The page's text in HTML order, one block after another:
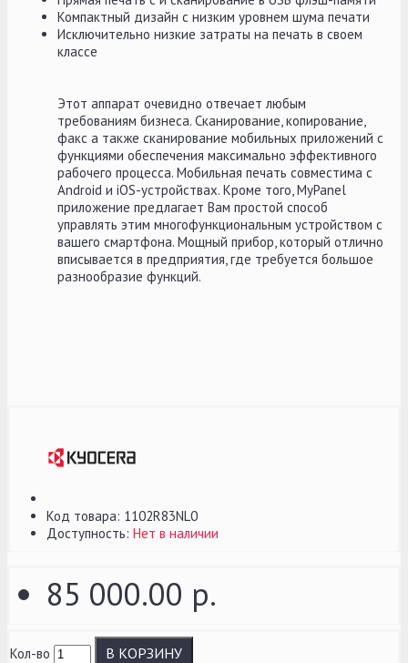
Компактный дизайн с низким уровнем шума печати
Исключительно низкие затраты на печать в своем
классе
Этот аппарат очевидно отвечает любым
требованиям бизнеса. Сканирование, копирование,
факс а также сканирование мобильных приложений с
функциями обеспечения максимально эффективного
рабочего процесса. Мобильная печать совместима с
Android и iOS-устройствах. Кроме того, MyPanel
приложение предлагает Вам простой способ
управлять этим многофункциональным устройством с
вашего смартфона. Мощный прибор, который отлично
вписывается в предприятия, где требуется большое
разнообразие функций.
Код товара: 1102R83NL0
Доступность: Нет в наличии
85 000.00 р.
Кол-во В КОРЗИНУ